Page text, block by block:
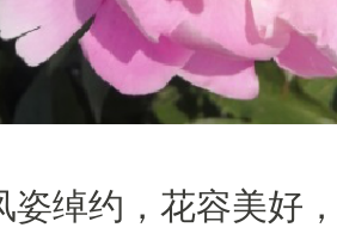
姿绰约，花容美好